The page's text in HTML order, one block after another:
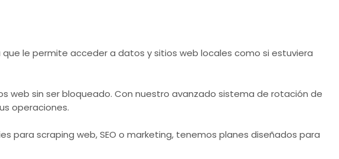
le permite acceder a datos y sitios web locales como si estuviera
web sin ser bloqueado. Con nuestro avanzado sistema de rotación de
operaciones.
para scraping web, SEO o marketing, tenemos planes diseñados para